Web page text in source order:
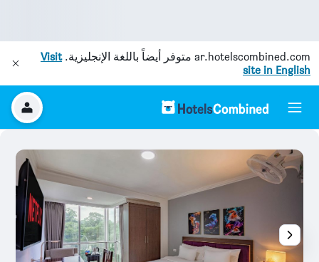
ar.hotelscombined.com متوفر أيضاً باللغة الإنجليزية.Visit
site in English